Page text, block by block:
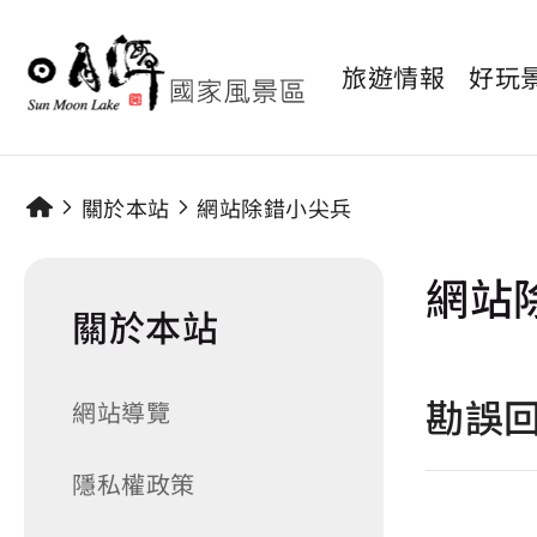
旅遊情報 好玩
關於本站 網站除錯小尖兵
關於本站
網站導覽
隱私權政策
網站
勘誤